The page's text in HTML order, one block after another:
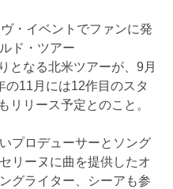
・イベントでファンに発
ド・ツアー
となる北米ツアーが、9月
11月には12作目のスタ
リリース予定とのこと。
プロデューサーとソング
リーヌに曲を提供したオ
グライター、シーアも参